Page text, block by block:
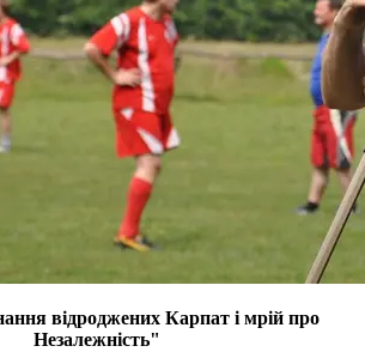
відроджених Карпат і мрій про
Незалежність"